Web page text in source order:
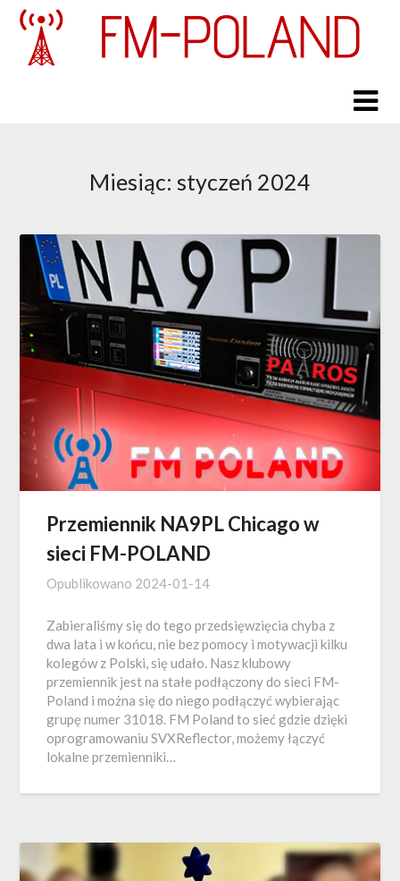
Skip
content
Miesiąc: styczeń 2024
Przemiennik NA9PL Chicago w
sieci FM-POLAND
Opublikowano 2024-01-14
Zabieraliśmy się do tego przedsięwzięcia chyba z
dwa lata i w końcu, nie bez pomocy i motywacji kilku
kolegów z Polski, się udało. Nasz klubowy
przemiennik jest na stałe podłączony do sieci FM-
Poland i można się do niego podłączyć wybierając
grupę numer 31018. FM Poland to sieć gdzie dzięki
oprogramowaniu SVXReflector, możemy łączyć
lokalne przemienniki…